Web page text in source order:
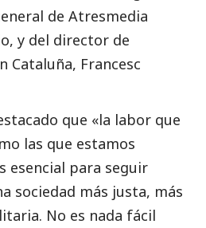
de Atresmedia
y del director de
Cataluña, Francesc
que «la labor que
las que estamos
esencial para seguir
sociedad más justa, más
No es nada fácil